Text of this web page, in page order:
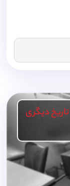
دیگری